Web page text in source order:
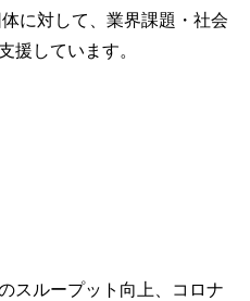
に対して、業界課題・社会
援しています。
スループット向上、コロナ